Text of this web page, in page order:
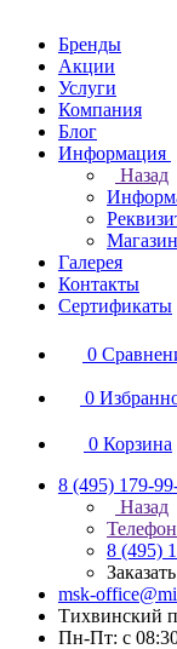
Бренды
Акции
Услуги
Компания
Блог
Информация
Назад
Галерея
Контакты
Сертификаты
0
0
0 Корзина
8 (495) 179-
Назад
8 (495)
msk-
Тихвинский
Пн-Пт: с